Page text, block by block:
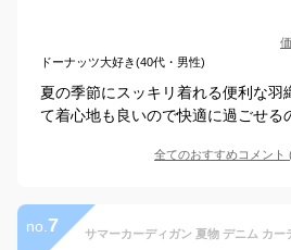
ドーナッツ大好き(40代・男性)
夏の季節にスッキリ着れる便利な羽
て着心地も良いので快適に過ごせる
全てのおすすめコメント
no. 7